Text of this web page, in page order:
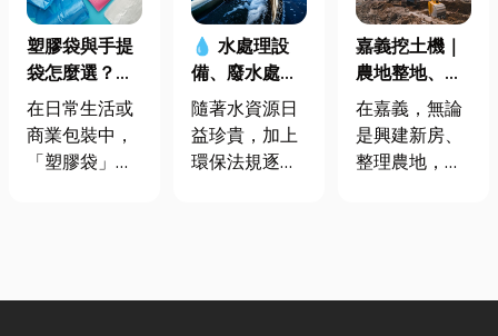
塑膠袋與手提
袋怎麼選？材
質、用途與耐
重度一次看懂
在日常生活或
商業包裝中，
「塑膠袋」與
具，但實際上
💧 水處理設
備、廢水處理
工程與回收水
工程完整解析
｜打造高效率
隨著水資源日
益珍貴，加上
環保法規逐漸
資源管理。透
嘉義挖土機｜
農地整地、基
地開挖、土方
清運
在嘉義，無論
是興建新房、
整理農地，還
的嘉義挖土